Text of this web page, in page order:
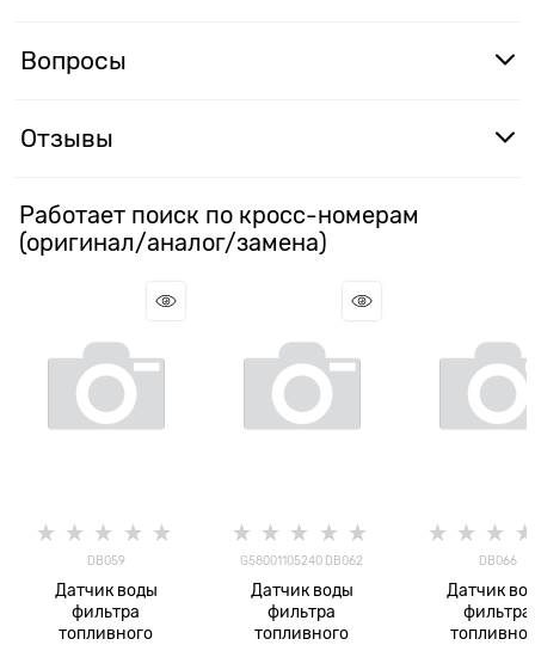
Вопросы
Отзывы
Работает поиск по кросс-номерам
(оригинал/аналог/замена)
DB059
Датчик воды
фильтра
топливного
G58001105240 DB062
Датчик воды
фильтра
топливного
DB066
Датчик
фильтра